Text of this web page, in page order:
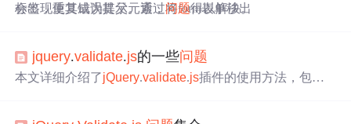
会出现重复错误提示。通过将form表单移出
标签，使其成为其父元素，问题得以解决。
jquery.validate.js的一些问题
本文详细介绍了jQuery.validate.js插件的使用方法，包括